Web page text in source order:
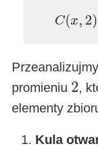
C(x, 2)
(x
promieniu 2
2,
elementy
Kula